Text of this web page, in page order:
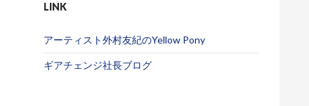
LINK
アーティスト外村友紀のYellow Pony
ギアチェンジ社長ブログ